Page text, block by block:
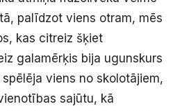
palīdzot viens otram, mēs
kas citreiz šķiet
galamērķis bija ugunskurs
viens no skolotājiem,
sajūtu, kā